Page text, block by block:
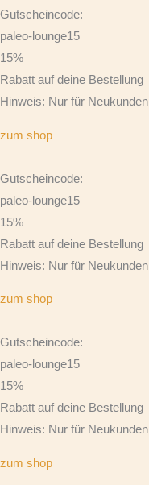
Gutscheincode:
paleo-lounge15
15%
Rabatt auf deine Bestellung
Hinweis: Nur für Neukunden
zum shop
Gutscheincode:
paleo-lounge15
15%
Rabatt auf deine Bestellung
Hinweis: Nur für Neukunden
zum shop
Gutscheincode:
paleo-lounge15
15%
Rabatt auf deine Bestellung
Hinweis: Nur für Neukunden
zum shop